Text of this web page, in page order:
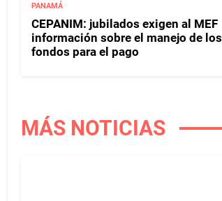
PANAMÁ
CEPANIM: jubilados exigen al MEF
información sobre el manejo de los
fondos para el pago
MÁS NOTICIAS